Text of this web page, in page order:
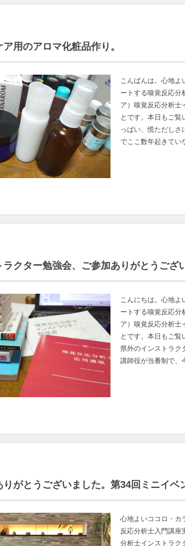
ア用のアロマ化粧品作り。
こんばんは。心地よ
ートする嗅覚反応
ア）嗅覚反応分析
とです。本日もご覧
っぱい、慌ただしさ
でここ数年起きてい
ラクター勉強会、ご参加ありがとうござ
こんにちは。心地よ
ートする嗅覚反応
ア）嗅覚反応分析
とです。本日もご覧
県外のインストラク
講師役が当番制で、
りがとうございました。第34回ミニイベ
心地よいココロ・カ
反応分析士入門講
分析士インストラ